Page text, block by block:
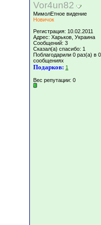
Vor4un82
МимолЕтное видение
Новичок
Регистрация: 10.02.2011
Адрес: Харьков, Украина
Сообщений: 3
Сказал(а) спасибо: 1
Поблагодарили 0 раз(а) в 0
сообщениях
Подарков: 1
Вес репутации: 0